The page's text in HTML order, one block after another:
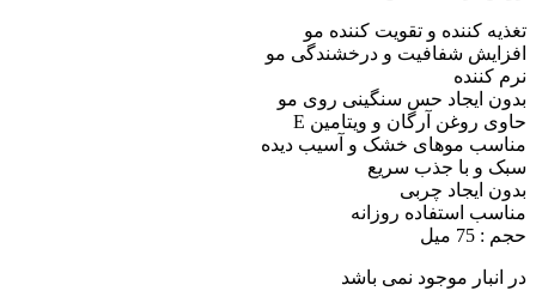
تغذیه کننده و تقویت کننده مو
افزایش شفافیت و درخشندگی مو
نرم کننده
بدون ایجاد حس سنگینی روی مو
حاوی روغن آرگان و ویتامین E
مناسب موهای خشک و آسیب دیده
سبک و با جذب سریع
بدون ایجاد چربی
مناسب استفاده روزانه
حجم : 75 میل
در انبار موجود نمی باشد